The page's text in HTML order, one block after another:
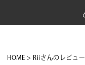
HOME Riiさんのレビュー